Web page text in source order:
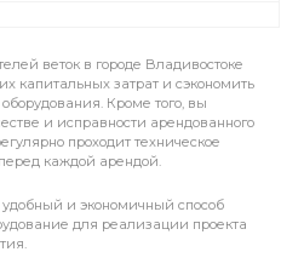
веток в городе Владивостоке
капитальных затрат и сэкономить
Кроме того, вы
и исправности арендованного
проходит техническое
каждой арендой.
и экономичный способ
для реализации проекта